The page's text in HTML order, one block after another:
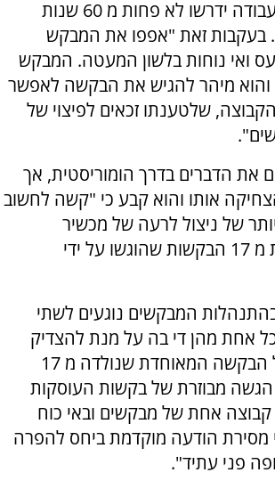
הרי שלהשלמת העבודה ידרשו לא פחות מ 60 שנות
בעקבות זאת "אפפו את המבקש
ואי נוחות בלשון המעטה. המבקש
והוא מיהר להגיש את הבקשה לאפשר
שלטענתו זכאים לפיצוי של
את הדברים בדרך הומוריסטית, אך
אותו והוא קבע כי "קשה לחשוב
של ניצול לרעה של מכשיר
התובענה הייצוגית מ 17 הבקשות שהוגשו על ידי
המבקשים נוגעים לשתי
כל אחת מהן די בה על מנת להצדיק
סילוק על הסף של הבקשה המאוחדת שנולדה מ 17
מבוזרת של בקשות העוסקות
קבוצה אחת של מבקשים ובאי כוח
מסירת הודעה מוקדמת ביחס להפרה
פני עתיד".